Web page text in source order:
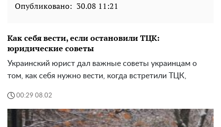
Опубликовано: 30.08 11:21
Как себя вести, если остановили ТЦК:
юридические советы
Украинский юрист дал важные советы украинцам о
том, как себя нужно вести, когда встретили ТЦК,
00:29 08.02